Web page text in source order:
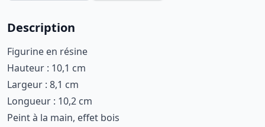
Description
Figurine en résine
Hauteur : 10,1 cm
Largeur : 8,1 cm
Longueur : 10,2 cm
Peint à la main, effet bois